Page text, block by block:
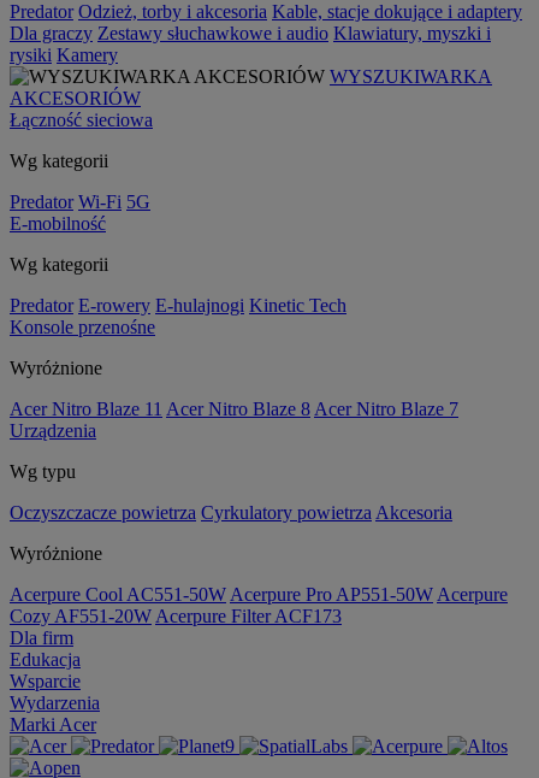
Predator Odzież, torby i akcesoria Kable, stacje dokujące i adaptery
Dla graczy Zestawy słuchawkowe i audio Klawiatury, myszki i
rysiki Kamery
WYSZUKIWARKA
AKCESORIÓW
Łączność sieciowa
Wg kategorii
Predator Wi-Fi 5G
E-mobilność
Wg kategorii
Predator E-rowery E-hulajnogi Kinetic Tech
Konsole przenośne
Wyróżnione
Acer Nitro Blaze 11 Acer Nitro Blaze 8 Acer Nitro Blaze 7
Urządzenia
Wg typu
Oczyszczacze powietrza Cyrkulatory powietrza Akcesoria
Wyróżnione
Acerpure Cool AC551-50W Acerpure Pro AP551-50W Acerpure
Cozy AF551-20W Acerpure Filter ACF173
Dla firm
Edukacja
Wsparcie
Wydarzenia
Marki Acer